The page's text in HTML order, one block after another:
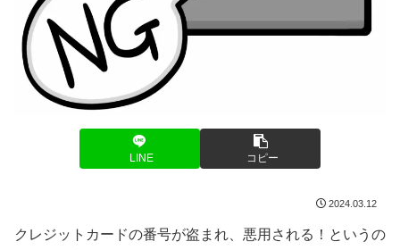
LINE コピー
2024.03.12
クレジットカードの番号が盗まれ、悪用される！というの